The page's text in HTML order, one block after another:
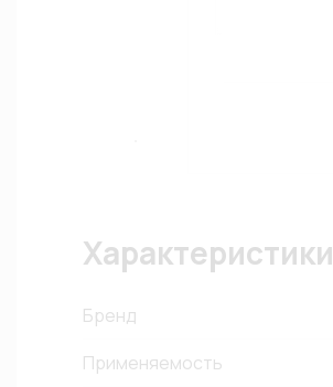
Характеристики
Бренд
Применяемость